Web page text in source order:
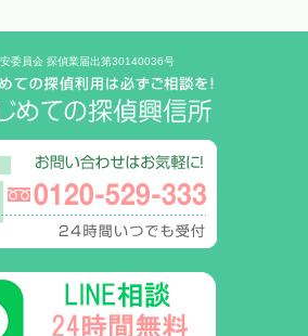
委員会 探偵業届出第30140036号